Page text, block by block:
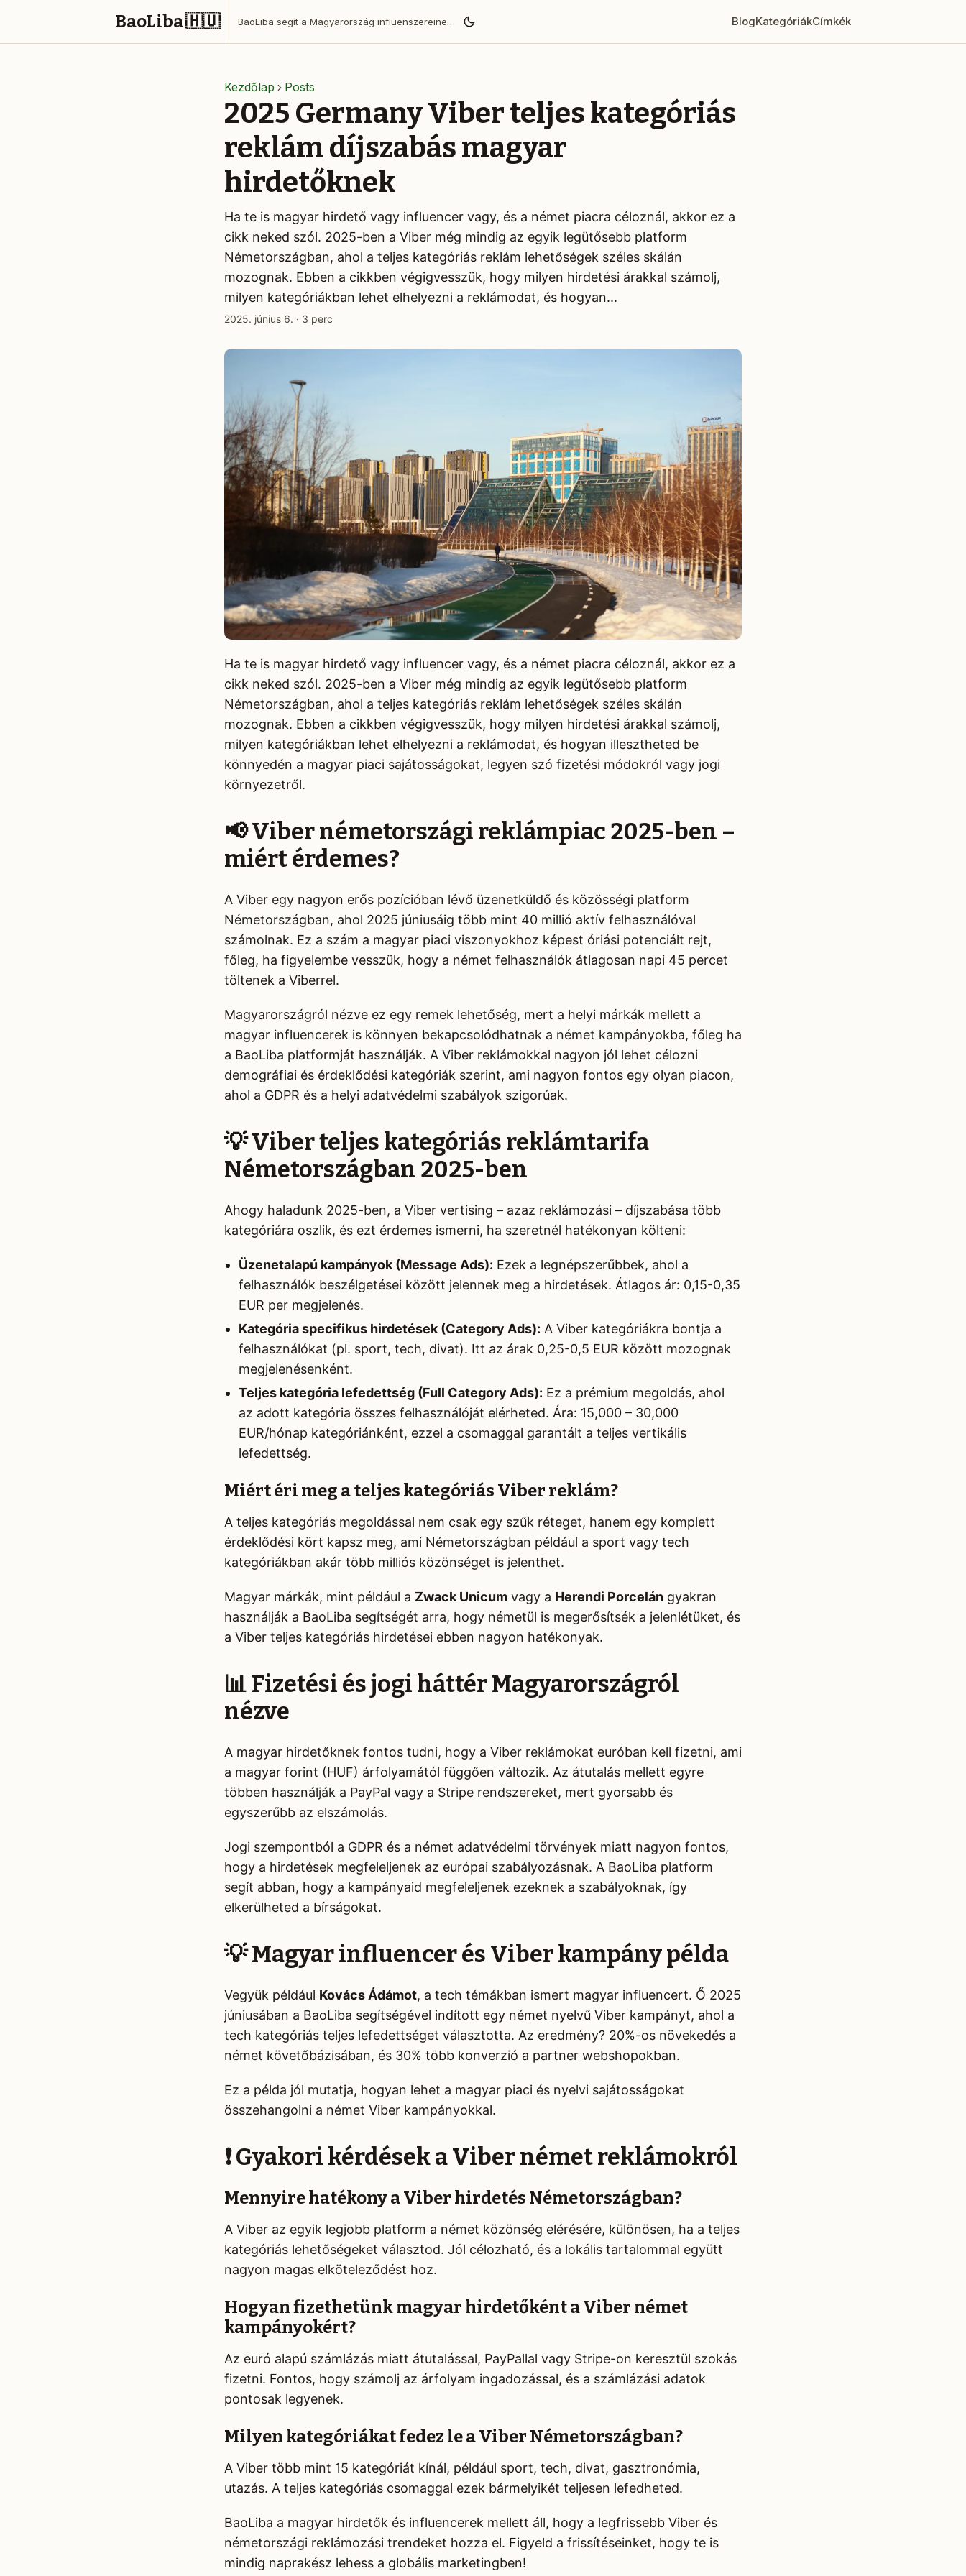
BaoLiba 🇭🇺 BaoLiba segít a Magyarország influenszereinek globális közönséget elérni és megbízható márkapartnerségeket építeni. BlogKategóriákCímkék
Kezdőlap Posts
2025 Germany Viber teljes kategóriás
reklám díjszabás magyar
hirdetőknek
Ha te is magyar hirdető vagy influencer vagy, és a német piacra céloznál, akkor ez a
cikk neked szól. 2025-ben a Viber még mindig az egyik legütősebb platform
Németországban, ahol a teljes kategóriás reklám lehetőségek széles skálán
mozognak. Ebben a cikkben végigvesszük, hogy milyen hirdetési árakkal számolj,
milyen kategóriákban lehet elhelyezni a reklámodat, és hogyan...
2025. június 6. · 3 perc
Ha te is magyar hirdető vagy influencer vagy, és a német piacra céloznál, akkor ez a
cikk neked szól. 2025-ben a Viber még mindig az egyik legütősebb platform
Németországban, ahol a teljes kategóriás reklám lehetőségek széles skálán
mozognak. Ebben a cikkben végigvesszük, hogy milyen hirdetési árakkal számolj,
milyen kategóriákban lehet elhelyezni a reklámodat, és hogyan illesztheted be
könnyedén a magyar piaci sajátosságokat, legyen szó fizetési módokról vagy jogi
környezetről.
📢 Viber németországi reklámpiac 2025-ben –
miért érdemes?
A Viber egy nagyon erős pozícióban lévő üzenetküldő és közösségi platform
Németországban, ahol 2025 júniusáig több mint 40 millió aktív felhasználóval
számolnak. Ez a szám a magyar piaci viszonyokhoz képest óriási potenciált rejt,
főleg, ha figyelembe vesszük, hogy a német felhasználók átlagosan napi 45 percet
töltenek a Viberrel.
Magyarországról nézve ez egy remek lehetőség, mert a helyi márkák mellett a
magyar influencerek is könnyen bekapcsolódhatnak a német kampányokba, főleg ha
a BaoLiba platformját használják. A Viber reklámokkal nagyon jól lehet célozni
demográfiai és érdeklődési kategóriák szerint, ami nagyon fontos egy olyan piacon,
ahol a GDPR és a helyi adatvédelmi szabályok szigorúak.
💡 Viber teljes kategóriás reklámtarifa
Németországban 2025-ben
Ahogy haladunk 2025-ben, a Viber vertising – azaz reklámozási – díjszabása több
kategóriára oszlik, és ezt érdemes ismerni, ha szeretnél hatékonyan költeni:
Üzenetalapú kampányok (Message Ads): Ezek a legnépszerűbbek, ahol a
felhasználók beszélgetései között jelennek meg a hirdetések. Átlagos ár: 0,15-0,35
EUR per megjelenés.
Kategória specifikus hirdetések (Category Ads): A Viber kategóriákra bontja a
felhasználókat (pl. sport, tech, divat). Itt az árak 0,25-0,5 EUR között mozognak
megjelenésenként.
Teljes kategória lefedettség (Full Category Ads): Ez a prémium megoldás, ahol
az adott kategória összes felhasználóját elérheted. Ára: 15,000 – 30,000
EUR/hónap kategóriánként, ezzel a csomaggal garantált a teljes vertikális
lefedettség.
Miért éri meg a teljes kategóriás Viber reklám?
A teljes kategóriás megoldással nem csak egy szűk réteget, hanem egy komplett
érdeklődési kört kapsz meg, ami Németországban például a sport vagy tech
kategóriákban akár több milliós közönséget is jelenthet.
Magyar márkák, mint például a Zwack Unicum vagy a Herendi Porcelán gyakran
használják a BaoLiba segítségét arra, hogy németül is megerősítsék a jelenlétüket, és
a Viber teljes kategóriás hirdetései ebben nagyon hatékonyak.
📊 Fizetési és jogi háttér Magyarországról
nézve
A magyar hirdetőknek fontos tudni, hogy a Viber reklámokat euróban kell fizetni, ami
a magyar forint (HUF) árfolyamától függően változik. Az átutalás mellett egyre
többen használják a PayPal vagy a Stripe rendszereket, mert gyorsabb és
egyszerűbb az elszámolás.
Jogi szempontból a GDPR és a német adatvédelmi törvények miatt nagyon fontos,
hogy a hirdetések megfeleljenek az európai szabályozásnak. A BaoLiba platform
segít abban, hogy a kampányaid megfeleljenek ezeknek a szabályoknak, így
elkerülheted a bírságokat.
💡 Magyar influencer és Viber kampány példa
Vegyük például Kovács Ádámot, a tech témákban ismert magyar influencert. Ő 2025
júniusában a BaoLiba segítségével indított egy német nyelvű Viber kampányt, ahol a
tech kategóriás teljes lefedettséget választotta. Az eredmény? 20%-os növekedés a
német követőbázisában, és 30% több konverzió a partner webshopokban.
Ez a példa jól mutatja, hogyan lehet a magyar piaci és nyelvi sajátosságokat
összehangolni a német Viber kampányokkal.
❗ Gyakori kérdések a Viber német reklámokról
Mennyire hatékony a Viber hirdetés Németországban?
A Viber az egyik legjobb platform a német közönség elérésére, különösen, ha a teljes
kategóriás lehetőségeket választod. Jól célozható, és a lokális tartalommal együtt
nagyon magas elköteleződést hoz.
Hogyan fizethetünk magyar hirdetőként a Viber német
kampányokért?
Az euró alapú számlázás miatt átutalással, PayPallal vagy Stripe-on keresztül szokás
fizetni. Fontos, hogy számolj az árfolyam ingadozással, és a számlázási adatok
pontosak legyenek.
Milyen kategóriákat fedez le a Viber Németországban?
A Viber több mint 15 kategóriát kínál, például sport, tech, divat, gasztronómia,
utazás. A teljes kategóriás csomaggal ezek bármelyikét teljesen lefedheted.
BaoLiba a magyar hirdetők és influencerek mellett áll, hogy a legfrissebb Viber és
németországi reklámozási trendeket hozza el. Figyeld a frissítéseinket, hogy te is
mindig naprakész lehess a globális marketingben!